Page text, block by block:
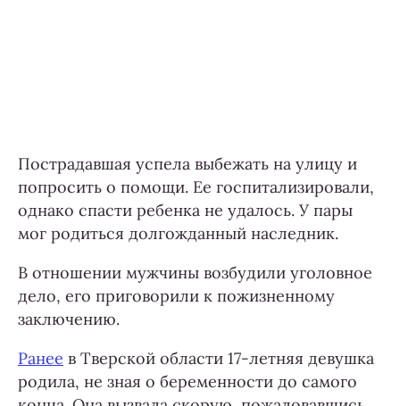
Пострадавшая успела выбежать на улицу и
попросить о помощи. Ее госпитализировали,
однако спасти ребенка не удалось. У пары
мог родиться долгожданный наследник.
В отношении мужчины возбудили уголовное
дело, его приговорили к пожизненному
заключению.
Ранее в Тверской области 17-летняя девушка
родила, не зная о беременности до самого